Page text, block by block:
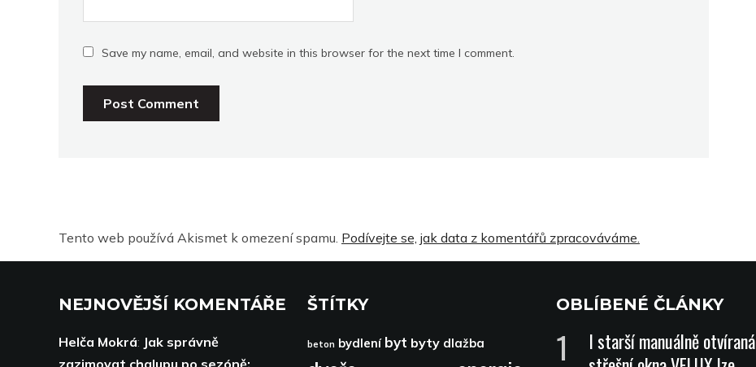
Save my name, email, and website in this browser for the next time I comment.
Tento web používá Akismet k omezení spamu. Podívejte se, jak data z komentářů zpracováváme.
NEJNOVĚJŠÍ KOMENTÁŘE
Helča Mokrá: Jak správně
zazimovat chalupu po sezóně:
ŠTÍTKY
beton bydlení byt byty dlažba
OBLÍBENÉ ČLÁNKY
I starší manuálně otvíraná